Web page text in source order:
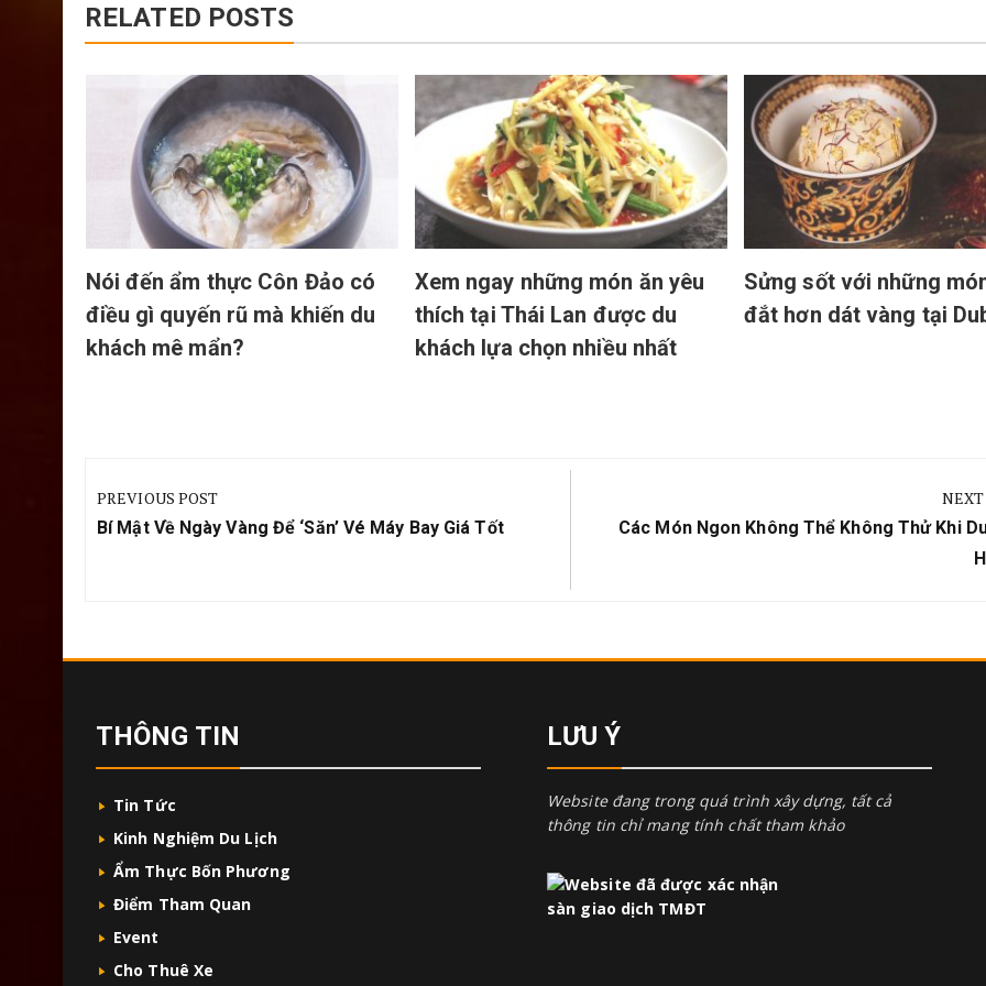
RELATED POSTS
Nói đến ẩm thực Côn Đảo có
điều gì quyến rũ mà khiến du
khách mê mẩn?
Xem ngay những món ăn yêu
thích tại Thái Lan được du
khách lựa chọn nhiều nhất
Sửng sốt với những
đắt hơn dát vàng tại
hướng
bài
PREVIOUS POST
Previous
Bí Mật Về Ngày Vàng Để ‘săn’ Vé Máy Bay Giá Tốt
NEXT
Next
Các Món Ngon Không Thể Không Thử Khi
THÔNG TIN
Tin Tức
Kinh Nghiệm Du Lịch
Ẩm Thực Bốn Phương
Điểm Tham Quan
Event
Cho Thuê Xe
LƯU Ý
Website đang trong quá trình xây dựng, tất cả
thông tin chỉ mang tính chất tham khảo